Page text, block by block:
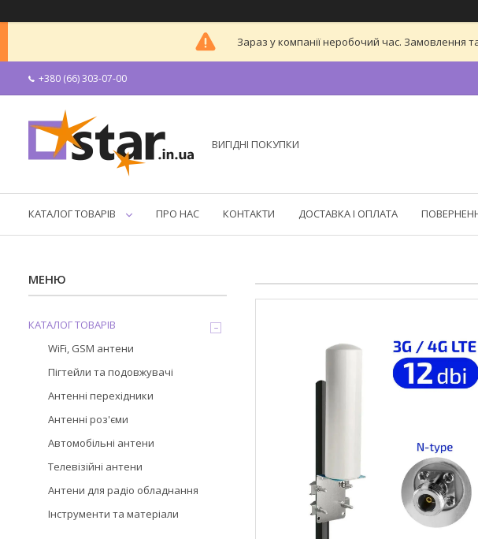
Зараз у компанії неробочий час. Замовлення
+380 (66) 303-07-00
ВИГІДНІ ПОКУПКИ
КАТАЛОГ ТОВАРІВ ПРО НАС КОНТАКТИ ДОСТАВКА І ОПЛАТА
КАТАЛОГ ТОВАРІВ
WiFi, GSM антени
Пігтейли та подовжувачі
Антенні перехідники
Антенні роз'єми
Автомобільні антени
Телевізійні антени
Антени для радіо обладнання
Інструменти та матеріали